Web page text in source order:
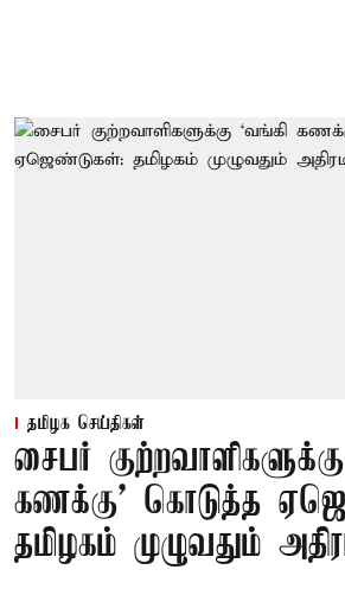
தமிழக செய்திகள்
சைபர்
கணக்கு’ கொடுத்த
தமிழகம் முழுவதும்